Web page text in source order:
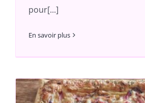
pour[...]
En savoir plus